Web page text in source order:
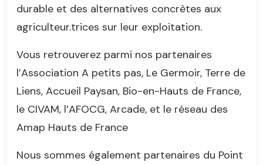
durable et des alternatives concrètes aux
agriculteur.trices sur leur exploitation.
Vous retrouverez parmi nos partenaires
l’Association A petits pas, Le Germoir, Terre de
Liens, Accueil Paysan, Bio-en-Hauts de France,
le CIVAM, l’AFOCG, Arcade, et le réseau des
Amap Hauts de France
Nous sommes également partenaires du Point